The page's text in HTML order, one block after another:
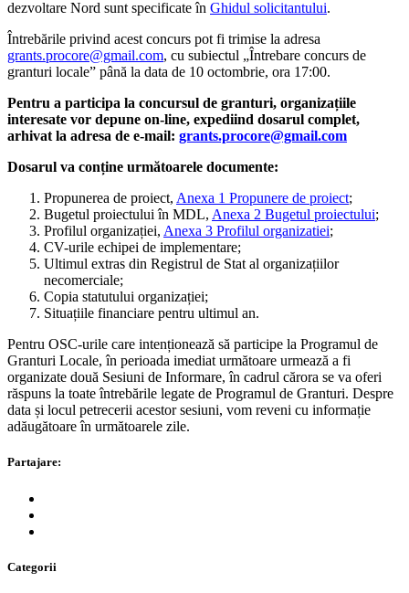
dezvoltare Nord sunt specificate în Ghidul solicitantului.
Întrebările privind acest concurs pot fi trimise la adresa
grants.procore@gmail.com, cu subiectul „Întrebare concurs de
granturi locale” până la data de 10 octombrie, ora 17:00.
Pentru a participa la concursul de granturi, organizațiile
interesate vor depune on-line, expediind dosarul complet,
arhivat la adresa de e-mail: grants.procore@gmail.com
Dosarul va conține următoarele documente:
Propunerea de proiect, Anexa 1 Propunere de proiect;
Bugetul proiectului în MDL, Anexa 2 Bugetul proiectului;
Profilul organizației, Anexa 3 Profilul organizatiei;
CV-urile echipei de implementare;
Ultimul extras din Registrul de Stat al organizațiilor
necomerciale;
Copia statutului organizației;
Situațiile financiare pentru ultimul an.
Pentru OSC-urile care intenționează să participe la Programul de
Granturi Locale, în perioada imediat următoare urmează a fi
organizate două Sesiuni de Informare, în cadrul cărora se va oferi
răspuns la toate întrebările legate de Programul de Granturi. Despre
data și locul petrecerii acestor sesiuni, vom reveni cu informație
adăugătoare în următoarele zile.
Partajare:
Categorii